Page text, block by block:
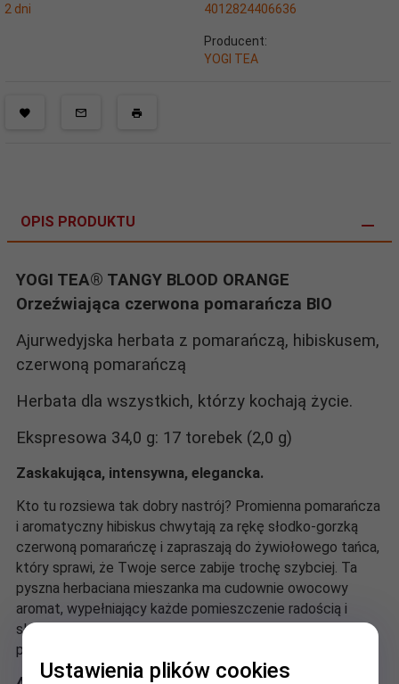
2 dni
4012824406636
Producent:
YOGI TEA
OPIS PRODUKTU
YOGI TEA® TANGY BLOOD ORANGE
Orzeźwiająca czerwona pomarańcza BIO
Ajurwedyjska herbata z pomarańczą, hibiskusem,
czerwoną pomarańczą
Herbata dla wszystkich, którzy kochają życie.
Ekspresowa 34,0 g: 17 torebek (2,0 g)
Zaskakująca, intensywna, elegancka.
Kto tu rozsiewa tak dobry nastrój? Promienna pomarańcza
i aromatyczny hibiskus chwytają za rękę słodko-gorzką
czerwoną pomarańczę i zapraszają do żywiołowego tańca,
który sprawi, że Twoje serce zabije trochę szybciej. Ta
pyszna herbaciana mieszanka ma cudownie owocowy
aromat, wypełniający każde pomieszczenie radością i
słońcem! Jej kojący i złożony smak sprawia, że można
poczuć prawdziwą radość życia!
Ustawienia plików cookies